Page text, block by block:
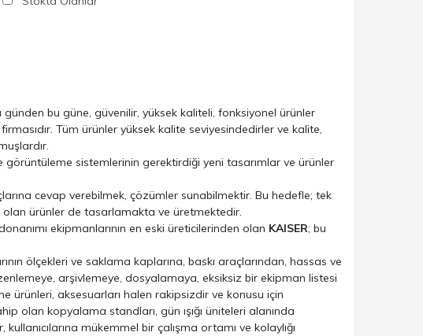
günden bu güne, güvenilir, yüksek kaliteli, fonksiyonel ürünler
Tüm ürünler yüksek kalite seviyesindedirler ve kalite,
sistemlerinin gerektirdiği yeni tasarımlar ve ürünler
cevap verebilmek, çözümler sunabilmektir. Bu hedefle; tek
olan ürünler de tasarlamakta ve üretmektedir.
ekipmanlarının en eski üreticilerinden olan KAISER; bu
ölçekleri ve saklama kaplarına, baskı araçlarından, hassas ve
arşivlemeye, dosyalamaya, eksiksiz bir ekipman listesi
ürünleri, aksesuarları halen rakipsizdir ve konusu için
olan kopyalama standları, gün ışığı üniteleri alanında
mükemmel bir çalışma ortamı ve kolaylığı